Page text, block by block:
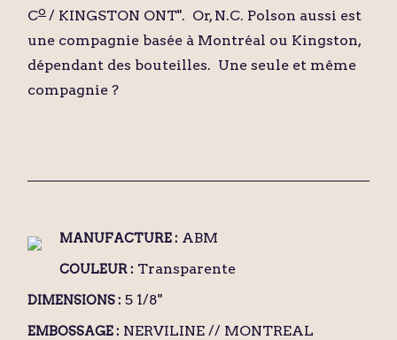
Co / KINGSTON ONT". Or, N.C. Polson aussi est
une compagnie basée à Montréal ou Kingston,
dépendant des bouteilles. Une seule et même
compagnie ?
MANUFACTURE : ABM
COULEUR : Transparente
DIMENSIONS : 5 1/8"
EMBOSSAGE : NERVILINE // MONTREAL